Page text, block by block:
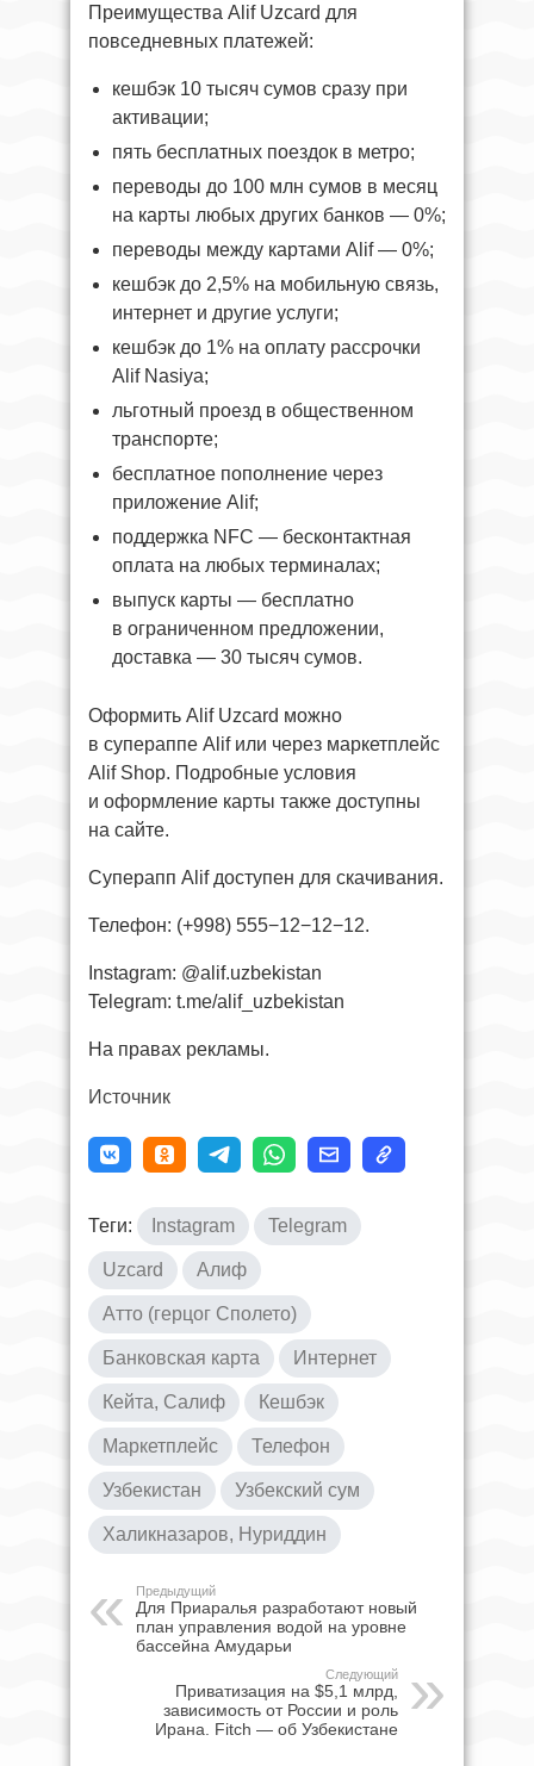
Преимущества Alif Uzcard для
повседневных платежей:
кешбэк 10 тысяч сумов сразу при
активации;
пять бесплатных поездок в метро;
переводы до 100 млн сумов в месяц
на карты любых других банков — 0%;
переводы между картами Alif — 0%;
кешбэк до 2,5% на мобильную связь,
интернет и другие услуги;
кешбэк до 1% на оплату рассрочки
Alif Nasiya;
льготный проезд в общественном
транспорте;
бесплатное пополнение через
приложение Alif;
поддержка NFC — бесконтактная
оплата на любых терминалах;
выпуск карты — бесплатно
в ограниченном предложении,
доставка — 30 тысяч сумов.
Оформить Alif Uzcard можно
в супераппе Alif или через маркетплейс
Alif Shop. Подробные условия
и оформление карты также доступны
на сайте.
Суперапп Alif доступен для скачивания.
Телефон: (+998) 555−12−12−12.
Instagram: @alif.uzbekistan
Telegram: t.me/alif_uzbekistan
На правах рекламы.
Источник
Теги: Instagram Telegram
Uzcard Алиф
Атто (герцог Сполето)
Банковская карта Интернет
Кейта, Салиф Кешбэк
Маркетплейс Телефон
Узбекистан Узбекский сум
Халикназаров, Нуриддин
Предыдущий
Для Приаралья разработают новый
план управления водой на уровне
бассейна Амударьи
Следующий
Приватизация на $5,1 млрд,
зависимость от России и роль
Ирана. Fitch — об Узбекистане